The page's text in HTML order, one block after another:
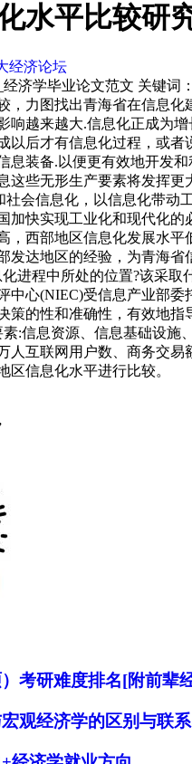
水平比较研
经济论坛
济学毕业论文范文 关键
，力图找出青海省在信息
响越来越大.信息化正成为
以后才有信息化过程，或
息装备.以便更有效地开发
这些无形生产要素将发挥
社会信息化，以信息化带
加快实现工业化和现代化
，西部地区信息化发展水
发达地区的经验，为青海
进程中所处的位置?该采
中心(NIEC)受信息产业部
策的性和准确性，有效地
:信息资源、信息基础设
人互联网用户数、商务交
区信息化水平进行比较。
考研难度排名[附前辈
观经济学的区别与联系